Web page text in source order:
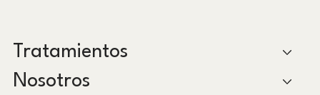
Tratamientos
Nosotros